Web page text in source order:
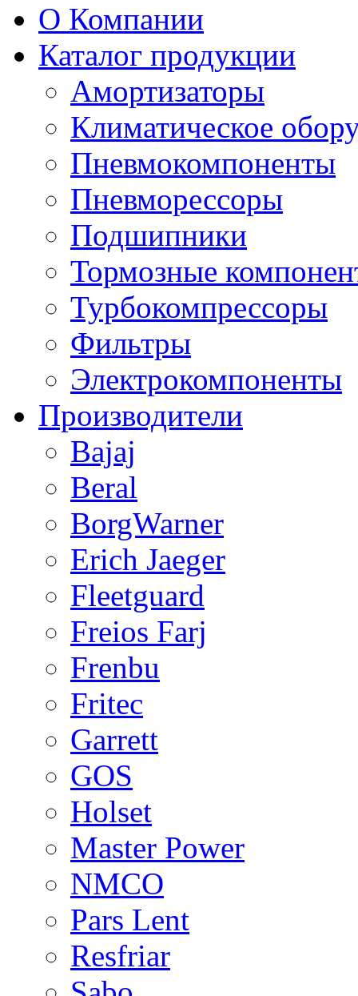
О Компании
Каталог продукции
Амортизаторы
Климатическое
Пневмокомпоненты
Пневморессоры
Подшипники
Тормозные
Турбокомпрессоры
Фильтры
Электрокомпоненты
Производители
Bajaj
Beral
BorgWarner
Erich Jaeger
Fleetguard
Freios Farj
Frenbu
Fritec
Garrett
GOS
Holset
Master Power
NMCO
Pars Lent
Resfriar